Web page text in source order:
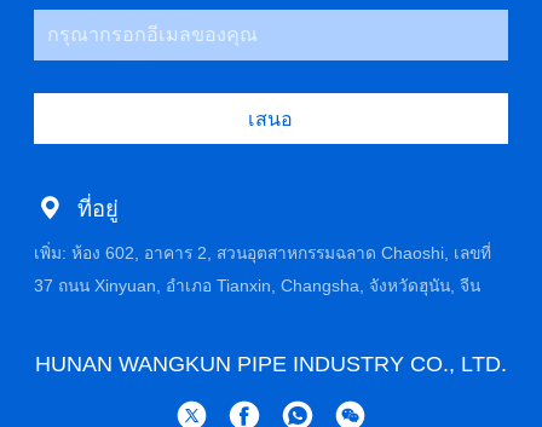
เสนอ
ที่อยู่
เพิ่ม: ห้อง 602, อาคาร 2, สวนอุตสาหกรรมฉลาด Chaoshi, เลขที่
37 ถนน Xinyuan, อําเภอ Tianxin, Changsha, จังหวัดฮุนัน, จีน
HUNAN WANGKUN PIPE INDUSTRY CO., LTD.